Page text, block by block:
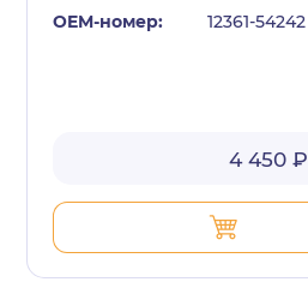
12361-54242
4 450 ₽